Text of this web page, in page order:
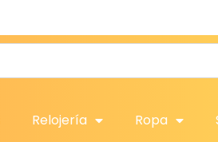
Relojería Ropa